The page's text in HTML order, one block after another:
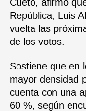
Cueto, afirmó
República, Luis
vuelta las
de los votos.
Sostiene que en
mayor densidad
cuenta con una
60 %, según